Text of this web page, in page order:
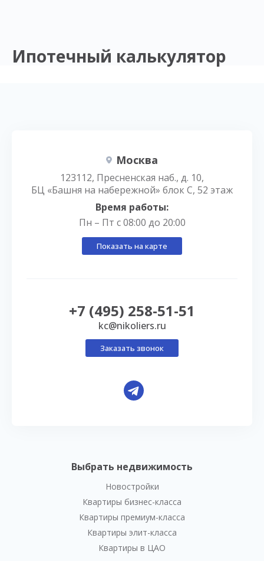
Ипотечный калькулятор
Выбрать недвижимость
Новостройки
Квартиры бизнес-класса
Квартиры премиум-класса
Квартиры элит-класса
Квартиры в ЦАО
Москва
123112, Пресненская наб., д. 10,
БЦ «Башня на набережной» блок С, 52 этаж
Время работы:
Пн – Пт с 08:00 до 20:00
Показать на карте
+7 (495) 258-51-51
kc@nikoliers.ru
Заказать звонок